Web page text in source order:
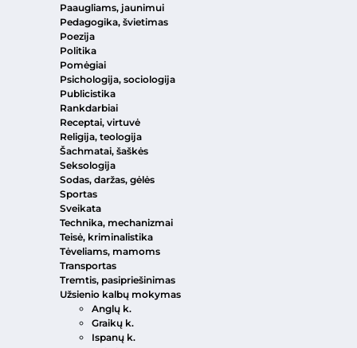
Paaugliams, jaunimui
Pedagogika, švietimas
Poezija
Politika
Pomėgiai
Psichologija, sociologija
Publicistika
Rankdarbiai
Receptai, virtuvė
Religija, teologija
Šachmatai, šaškės
Seksologija
Sodas, daržas, gėlės
Sportas
Sveikata
Technika, mechanizmai
Teisė, kriminalistika
Tėveliams, mamoms
Transportas
Tremtis, pasipriešinimas
Užsienio kalbų mokymas
Anglų k.
Graikų k.
Ispanų k.